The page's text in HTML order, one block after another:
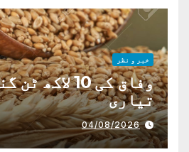
خبر و نظر
وفاق کی 10
تیاری
04/08/2026